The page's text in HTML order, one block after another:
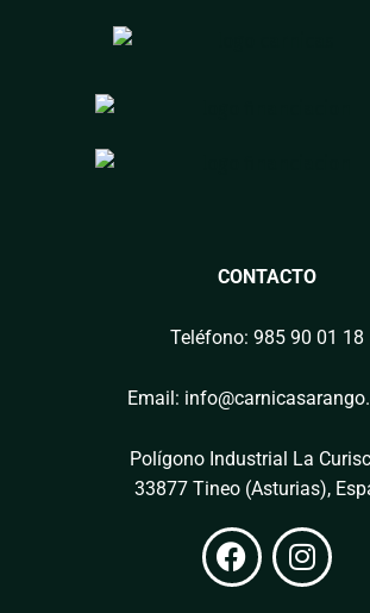
CONTACTO
Teléfono: 985 90 01 18
Email:
Polígono Industrial La
33877 Tineo (Asturias),